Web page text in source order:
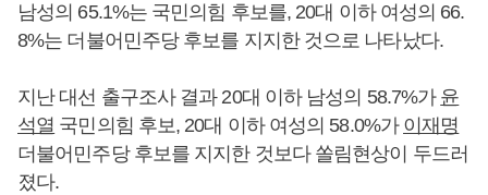
남성의 65.1%는 국민의힘 후보를, 20대 이하 여성의 66.
8%는 더불어민주당 후보를 지지한 것으로 나타났다.
지난 대선 출구조사 결과 20대 이하 남성의 58.7%가 윤
석열 국민의힘 후보, 20대 이하 여성의 58.0%가 이재명
더불어민주당 후보를 지지한 것보다 쏠림현상이 두드러
졌다.